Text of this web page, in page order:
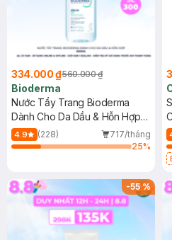
334.000 ₫560.000 ₫
Bioderma
Nước Tẩy Trang Bioderma
Dành Cho Da Dầu & Hỗn Hợp
500ml
4.9 (228)
717/tháng
25%
-55%